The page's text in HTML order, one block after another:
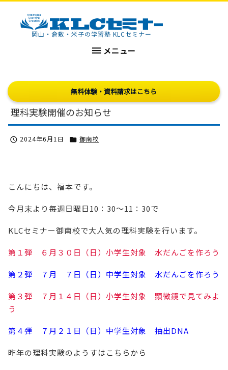
KLCセミナー岡山・倉敷・米子の学習塾 KLCセミナー
 メニュー
無料体験・資料請求はこちら
理科実験開催のお知らせ
 2024年6月1日  御南校
こんにちは、福本です。
今月末より毎週日曜日10：30～11：30で
KLCセミナー御南校で大人気の理科実験を行います。
第１弾 ６月３０日（日）小学生対象 水だんごを作ろう
第２弾 ７月 ７日（日）中学生対象 水だんごを作ろう
第３弾 ７月１４日（日）小学生対象 顕微鏡で見てみよ
う
第４弾 ７月２１日（日）中学生対象 抽出DNA
昨年の理科実験のようすはこちらから